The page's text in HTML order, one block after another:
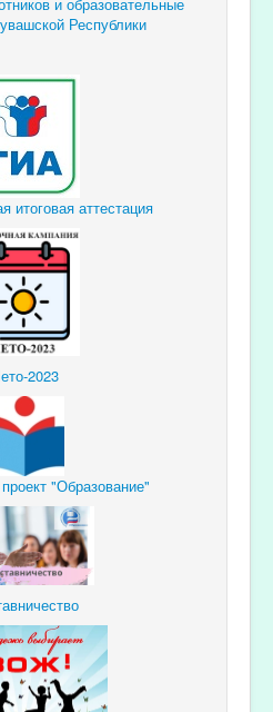
Республики
итоговая аттестация
2023
"Образование"